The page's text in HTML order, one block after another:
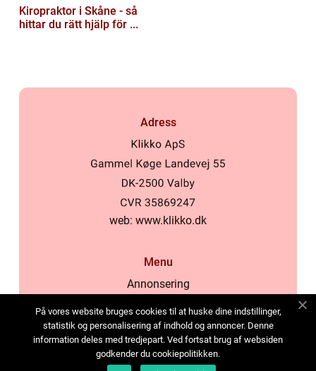
Kiropraktor i Skåne - så
hittar du rätt hjälp för ...
Adress
web: www.klikko.dk
Menu
Annonsering
Cookies
Kontakta oss
Sitemap
På vores website bruges cookies til at huske dine indstillinger,
statistik og personalisering af indhold og annoncer. Denne
information deles med tredjepart. Ved fortsat brug af websiden
godkender du cookiepolitikken.